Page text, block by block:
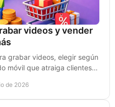
videos y vender
grabar videos, elegir según
móvil que atraiga clientes,
de 2026